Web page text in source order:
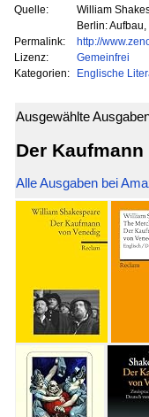
Quelle:
William
Berlin:
Permalink:
http://
Lizenz:
Gemeinfrei
Kategorien:
Englische
Ausgewählte
Der
Alle Ausgaben bei